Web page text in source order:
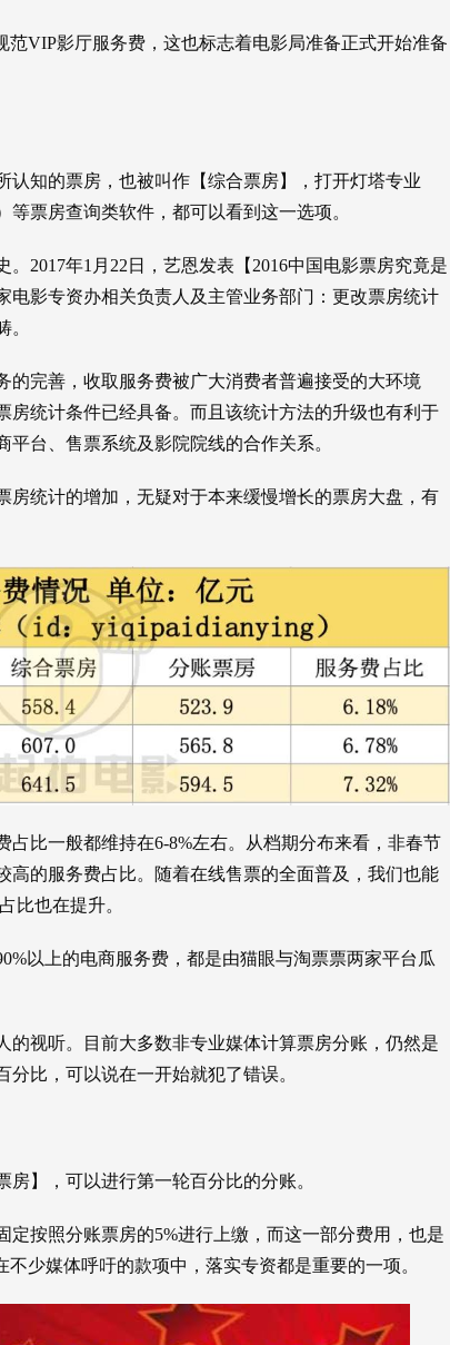
范VIP影厅服务费，这也标志着电影局准备正式开始准备
认知的票房，也被叫作【综合票房】，打开灯塔专业
票房查询类软件，都可以看到这一选项。
2017年1月22日，艺恩发表【2016中国电影票房究竟是
电影专资办相关负责人及主管业务部门：更改票房统计
。
的完善，收取服务费被广大消费者普遍接受的大环境
房统计条件已经具备。而且该统计方法的升级也有利于
台、售票系统及影院院线的合作关系。
房统计的增加，无疑对于本来缓慢增长的票房大盘，有
占比一般都维持在6-8%左右。从档期分布来看，非春节
高的服务费占比。随着在线售票的全面普及，我们也能
比也在提升。
以上的电商服务费，都是由猫眼与淘票票两家平台瓜
的视听。目前大多数非专业媒体计算票房分账，仍然是
比，可以说在一开始就犯了错误。
】，可以进行第一轮百分比的分账。
按照分账票房的5%进行上缴，而这一部分费用，也是
少媒体呼吁的款项中，落实专资都是重要的一项。